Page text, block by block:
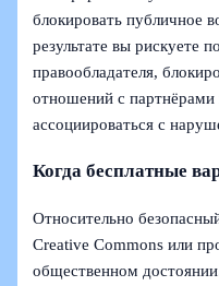
блокировать публичное
результате вы рискуете
правообладателя,
отношений с партнёрами
ассоциироваться с
Когда бесплатные
Относительно
Creative Commons или
общественном